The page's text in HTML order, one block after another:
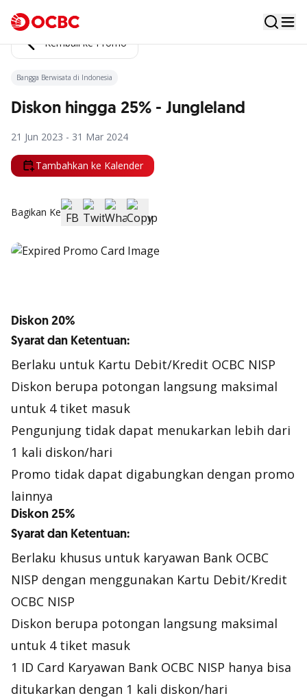
Kembali ke Promo
Bangga Berwisata di Indonesia
Diskon hingga 25% - Jungleland
21 Jun 2023 - 31 Mar 2024
Tambahkan ke Kalender
Bagikan Ke
Diskon 20%
Syarat dan Ketentuan:
Berlaku untuk Kartu Debit/Kredit OCBC NISP
Diskon berupa potongan langsung maksimal
untuk 4 tiket masuk
Pengunjung tidak dapat menukarkan lebih dari
1 kali diskon/hari
Promo tidak dapat digabungkan dengan promo
lainnya
Diskon 25%
Syarat dan Ketentuan:
Berlaku khusus untuk karyawan Bank OCBC
NISP dengan menggunakan Kartu Debit/Kredit
OCBC NISP
Diskon berupa potongan langsung maksimal
untuk 4 tiket masuk
1 ID Card Karyawan Bank OCBC NISP hanya bisa
ditukarkan dengan 1 kali diskon/hari